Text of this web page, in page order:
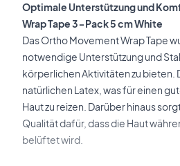
Optimale Unterstützung und
Wrap Tape 3-Pack 5 cm White
Das Ortho Movement Wrap Tape
notwendige Unterstützung und
körperlichen Aktivitäten zu bieten.
natürlichen Latex, was für einen
Haut zu reizen. Darüber hinaus
Qualität dafür, dass die Haut
belüftet wird.